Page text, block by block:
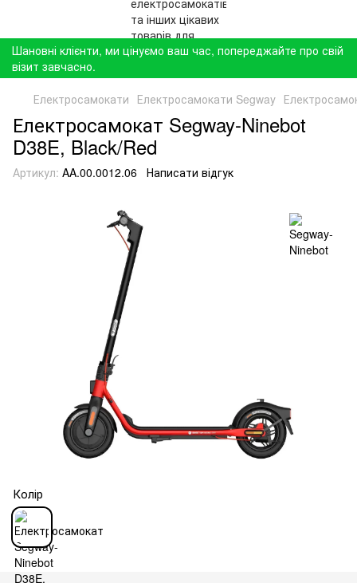
Шановні клієнти, ми цінуємо ваш час, попереджайте про свій
візит завчасно.
Електросамокати Електросамокати Segway
Електросамокат Segway-Ninebot
D38E, Black/Red
Артикул: AA.00.0012.06 Написати відгук
Колір